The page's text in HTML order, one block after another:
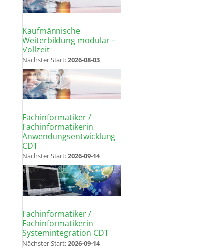
Kaufmännische
Weiterbildung modular –
Vollzeit
Nächster Start:2026-08-03
Fachinformatiker /
Fachinformatikerin
Anwendungsentwicklung
CDT
Nächster Start:2026-09-14
Fachinformatiker /
Fachinformatikerin
Systemintegration CDT
Nächster Start:2026-09-14